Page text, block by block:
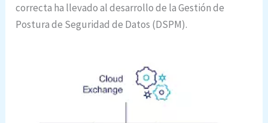
correcta ha llevado al desarrollo de la Gestión de
Postura de Seguridad de Datos (DSPM).